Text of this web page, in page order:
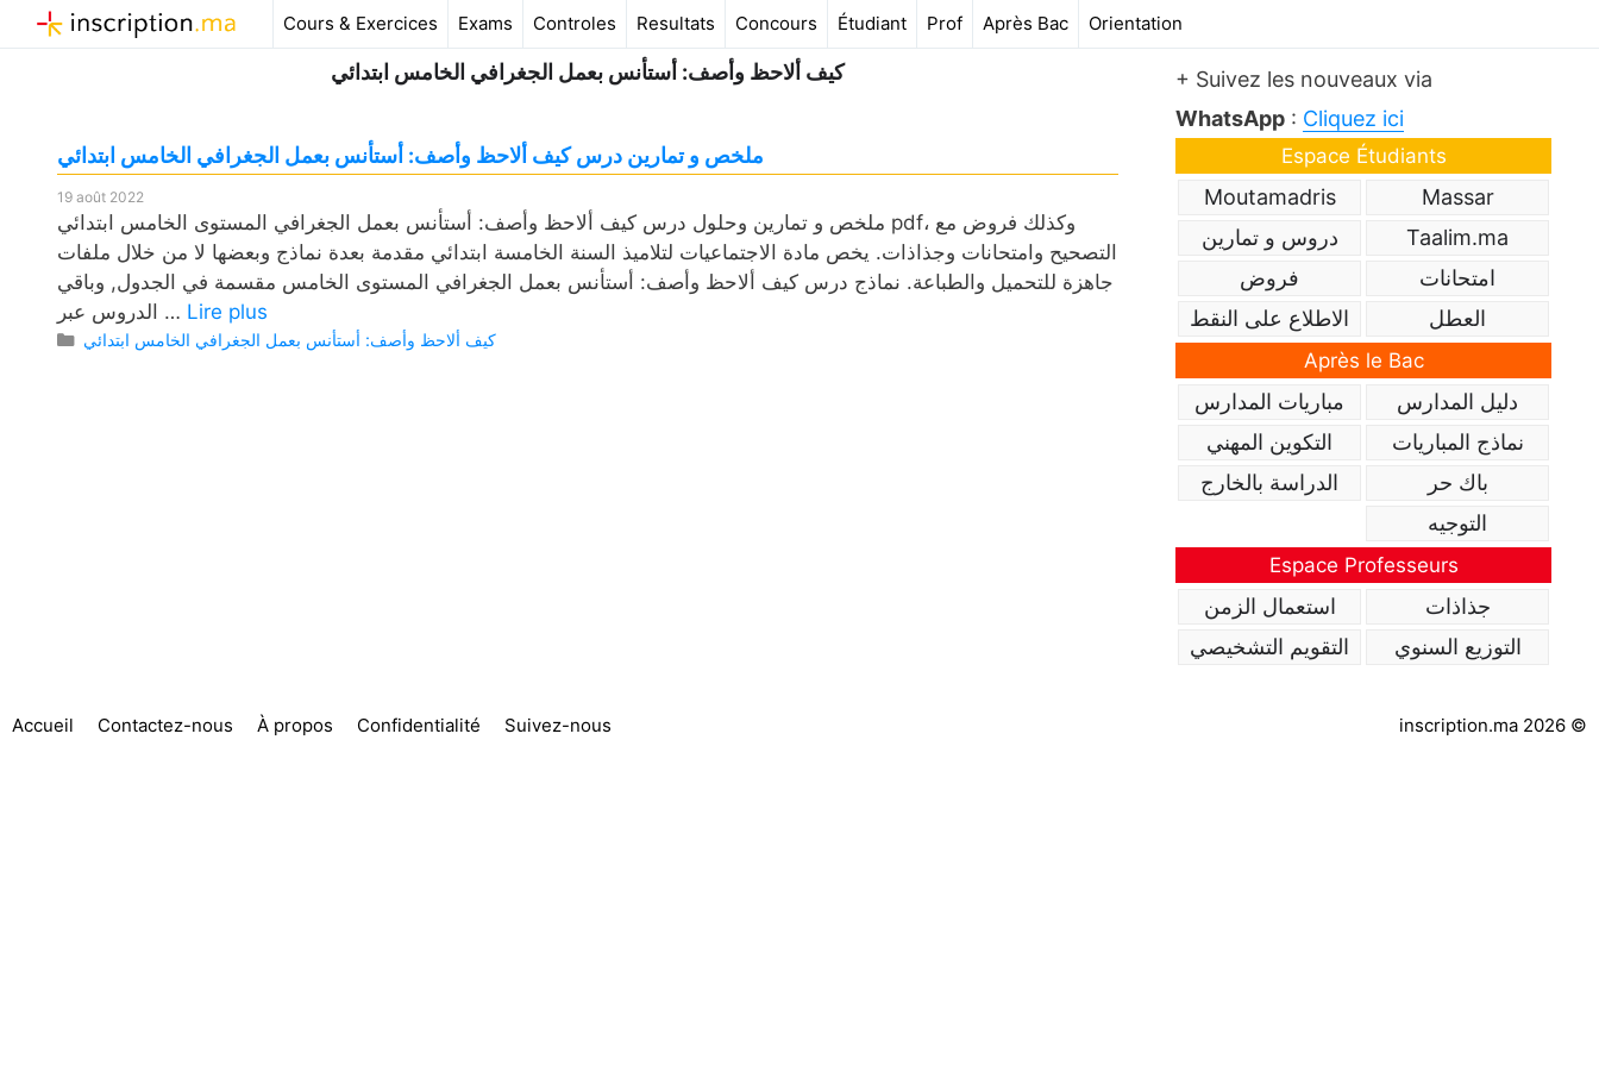
au
Cours & Exercices Exams Controles Resultats Concours Étudiant Prof Après Bac Orientation
كيف ألاحظ وأصف: أستأنس بعمل الجغرافي الخامس ابتدائي
ملخص و تمارين درس كيف ألاحظ وأصف: أستأنس بعمل الجغرافي الخامس ابتدائي
19 août 2022
ملخص و تمارين وحلول درس كيف ألاحظ وأصف: أستأنس بعمل الجغرافي المستوى الخامس ابتدائي pdf، وكذلك فروض مع
التصحيح وامتحانات وجذاذات. يخص مادة الاجتماعيات لتلاميذ السنة الخامسة ابتدائي مقدمة بعدة نماذج وبعضها لا من خلال ملفات
جاهزة للتحميل والطباعة. نماذج درس كيف ألاحظ وأصف: أستأنس بعمل الجغرافي المستوى الخامس مقسمة في الجدول, وباقي
الدروس عبر … Lire plus
Catégories
كيف ألاحظ وأصف: أستأنس بعمل الجغرافي الخامس ابتدائي
+ Suivez les nouveaux via
WhatsApp : Cliquez ici
Espace Étudiants
Massar
Moutamadris
Taalim.ma
دروس و تمارين
امتحانات
فروض
العطل
الاطلاع على النقط
Après le Bac
دليل المدارس
مباريات المدارس
نماذج المباريات
التكوين المهني
باك حر
الدراسة بالخارج
التوجيه
Espace Professeurs
جذاذات
استعمال الزمن
التوزيع السنوي
التقويم التشخيصي
Accueil Contactez-nous À propos Confidentialité Suivez-nous inscription.ma 2026 ©